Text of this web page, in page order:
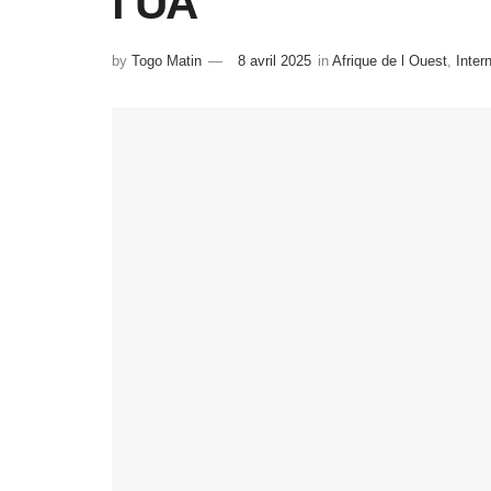
by Togo Matin 8 avril 2025 in Afrique de l Ouest